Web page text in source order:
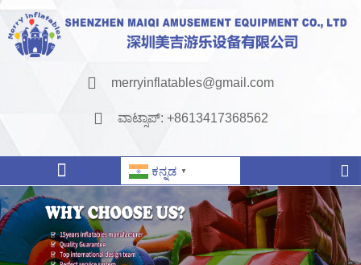
merryinflatables@gmail.com
ವಾಟ್ಸಾಪ್: +8613417368562
ಕನ್ನಡ ▼